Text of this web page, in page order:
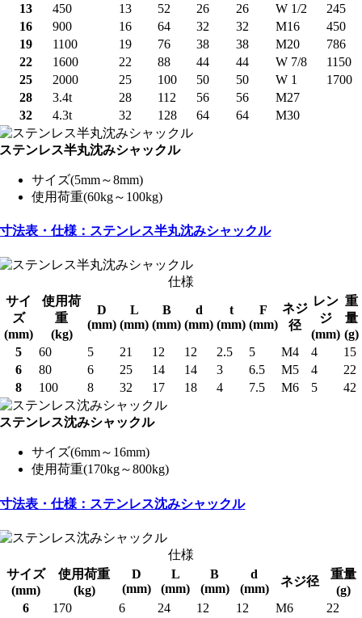
13
450 13 52 26 26 W 1/2
245
16
900 16 64 32 32 M16
450
19
1100 19 76 38 38 M20
786
22
1600 22 88 44 44 W 7/8
1150
25
2000 25 100 50 50 W 1
1700
28
3.4t 28 112 56 56
M27
32
4.3t 32 128 64 64 M30
ステンレス半丸沈みシャックル
サイズ(5mm～8mm)
使用荷重(60kg～100kg)
寸法表・仕様：ステンレス半丸沈みシャックル
仕様
サイ
ズ
(mm)
使用荷
重
(kg)
D
(mm)
L
(mm)
B
(mm)
d
(mm)
t
(mm)
F
(mm)
ネジ
径
レン
ジ
(mm)
重
量
(g)
5
60 5 21 12 12 2.5 5 M4 4
15
6
80 6 25 14 14 3 6.5 M5 4
22
8
100 8 32 17 18 4 7.5 M6 5 42
ステンレス沈みシャックル
サイズ(6mm～16mm)
使用荷重(170kg～800kg)
寸法表・仕様：ステンレス沈みシャックル
仕様
サイズ
(mm)
使用荷重
(kg)
D
(mm)
L
(mm)
B
(mm)
d
(mm)
ネジ径
重量
(g)
6
170 6 24 12 12 M6
22